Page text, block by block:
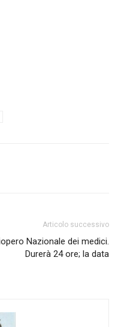
Articolo successivo
Nazionale dei medici.
Durerà 24 ore; la data